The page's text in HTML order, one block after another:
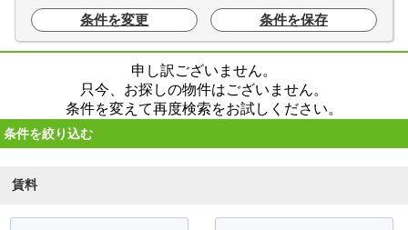
条件を変更
条件を保存
申し訳ございません。
只今、お探しの物件はございません。
条件を変えて再度検索をお試しください。
条件を絞り込む
賃料